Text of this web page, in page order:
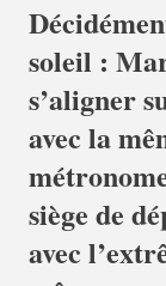
soleil :
s’aligner
avec la
siège de
avec